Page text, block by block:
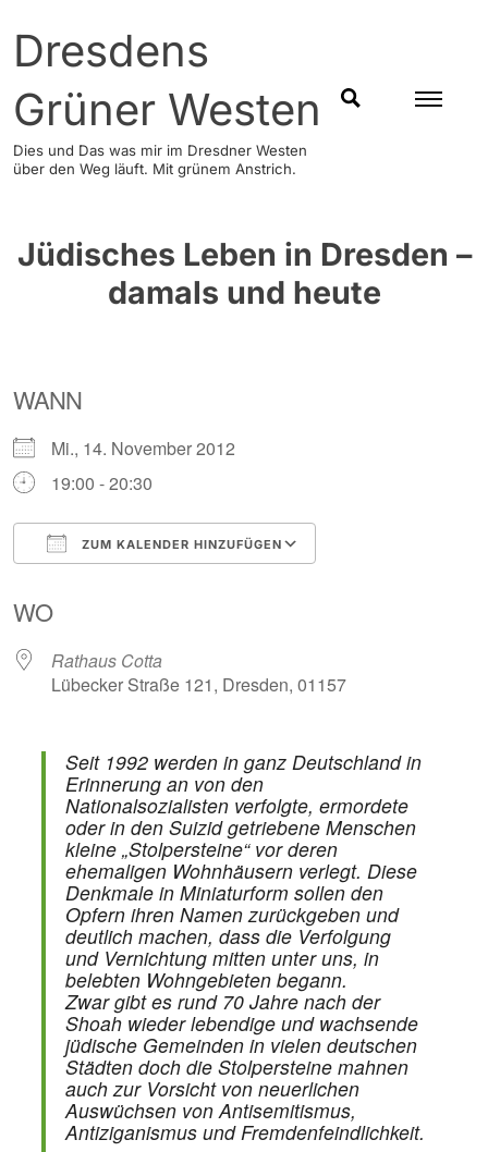
content
Dresdens
Grüner Westen
Dies und Das was mir im Dresdner Westen
über den Weg läuft. Mit grünem Anstrich.
SUCHEN
Jüdisches Leben in Dresden –
damals und heute
WANN
Mi., 14. November 2012
19:00 - 20:30
ZUM KALENDER HINZUFÜGEN
WO
Rathaus Cotta
Lübecker Straße 121, Dresden, 01157
Seit 1992 werden in ganz Deutschland in
Erinnerung an von den
Nationalsozialisten verfolgte, ermordete
oder in den Suizid getriebene Menschen
kleine „Stolpersteine“ vor deren
ehemaligen Wohnhäusern verlegt. Diese
Denkmale in Miniaturform sollen den
Opfern ihren Namen zurückgeben und
deutlich machen, dass die Verfolgung
und Vernichtung mitten unter uns, in
belebten Wohngebieten begann.
Zwar gibt es rund 70 Jahre nach der
Shoah wieder lebendige und wachsende
jüdische Gemeinden in vielen deutschen
Städten doch die Stolpersteine mahnen
auch zur Vorsicht von neuerlichen
Auswüchsen von Antisemitismus,
Antiziganismus und Fremdenfeindlichkeit.